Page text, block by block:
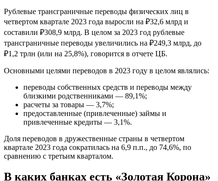
Рублевые трансграничные переводы физических лиц в
четвертом квартале 2023 года выросли на ₽32,6 млрд и
составили ₽308,9 млрд. В целом за 2023 год рублевые
трансграничные переводы увеличились на ₽249,3 млрд, до
₽1,2 трлн (или на 25,8%), говорится в отчете ЦБ.
Основными целями переводов в 2023 году в целом являлись:
переводы собственных средств и переводы между
близкими родственниками — 89,1%;
расчеты за товары — 3,7%;
предоставленные (привлеченные) займы и
привлеченные кредиты — 3,1%.
Доля переводов в дружественные страны в четвертом
квартале 2023 года сократилась на 6,9 п.п., до 74,6%, по
сравнению с третьим кварталом.
В каких банках есть «Золотая Корона»